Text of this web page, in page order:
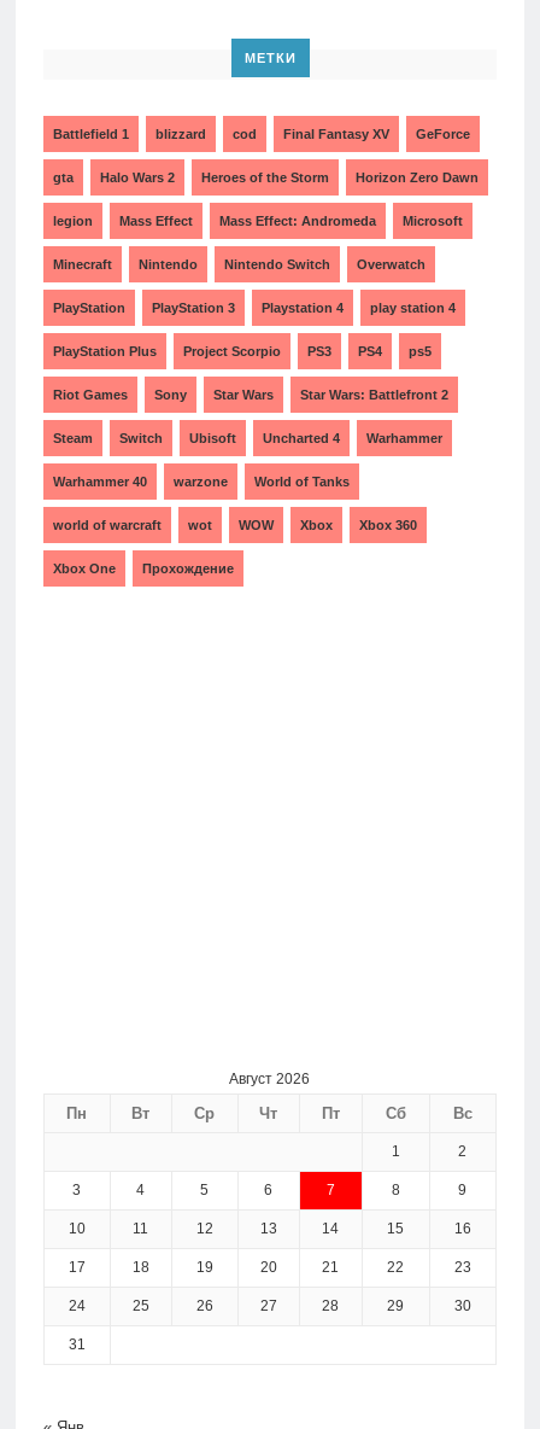
МЕТКИ
Battlefield 1 blizzard cod Final Fantasy XV GeForce
gta Halo Wars 2 Heroes of the Storm Horizon Zero Dawn
legion Mass Effect Mass Effect: Andromeda Microsoft
Minecraft Nintendo Nintendo Switch Overwatch
PlayStation PlayStation 3 Playstation 4 play station 4
PlayStation Plus Project Scorpio PS3 PS4 ps5
Riot Games Sony Star Wars Star Wars: Battlefront 2
Steam Switch Ubisoft Uncharted 4 Warhammer
Warhammer 40 warzone World of Tanks
world of warcraft wot WOW Xbox Xbox 360
Xbox One Прохождение
Август 2026
Пн Вт Ср Чт Пт Сб Вс
1 2
3 4 5 6 7 8 9
10 11 12 13 14 15 16
17 18 19 20 21 22 23
24 25 26 27 28 29 30
31